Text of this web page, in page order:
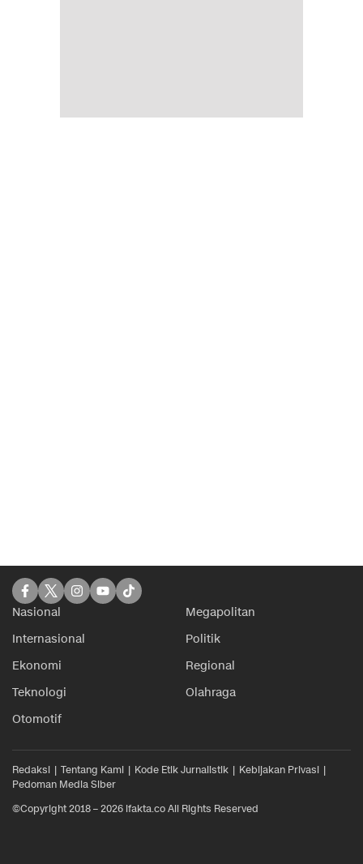
Nasional
Megapolitan
Internasional
Politik
Ekonomi
Regional
Teknologi
Olahraga
Otomotif
Redaksi Tentang Kami Kode Etik Jurnalistik
Kebijakan Privasi
Pedoman Media Siber
©Copyright 2018 – 2026 ifakta.co All Rights Reserved